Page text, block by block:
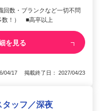
数・ブランクなど一切不問
数！） ■高卒以上
を見る
04/17 掲載終了日： 2027/04/23
ッフ／深夜